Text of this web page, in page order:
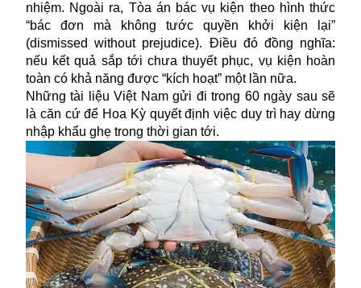
nhiệm. Ngoài ra, Tòa án bác vụ kiện theo hình thức
“bác đơn mà không tước quyền khởi kiện lại”
(dismissed without prejudice). Điều đó đồng nghĩa:
nếu kết quả sắp tới chưa thuyết phục, vụ kiện hoàn
toàn có khả năng được “kích hoạt” một lần nữa.
Những tài liệu Việt Nam gửi đi trong 60 ngày sau sẽ
là căn cứ để Hoa Kỳ quyết định việc duy trì hay dừng
nhập khẩu ghẹ trong thời gian tới.